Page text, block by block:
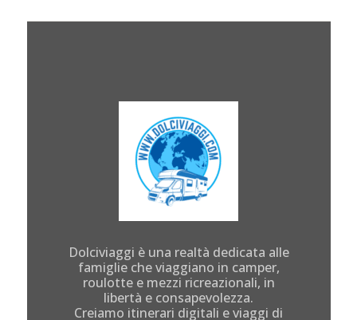
Dolciviaggi è una realtà dedicata alle
famiglie che viaggiano in camper,
roulotte e mezzi ricreazionali, in
libertà e consapevolezza.
Creiamo itinerari digitali e viaggi di